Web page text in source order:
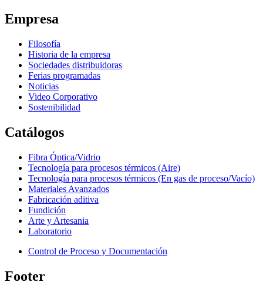
Empresa
Filosofía
Historia de la empresa
Sociedades distribuidoras
Ferias programadas
Noticias
Video Corporativo
Sostenibilidad
Catálogos
Fibra Óptica/Vidrio
Tecnología para procesos térmicos (Aire)
Tecnología para procesos térmicos (En gas de proceso/Vacío)
Materiales Avanzados
Fabricación aditiva
Fundición
Arte y Artesania
Laboratorio
Control de Proceso y Documentación
Footer